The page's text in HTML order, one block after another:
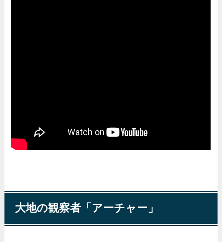
大地の観察者「アーチャー」